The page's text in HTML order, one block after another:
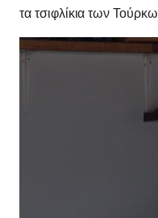
τα τσιφλίκια των